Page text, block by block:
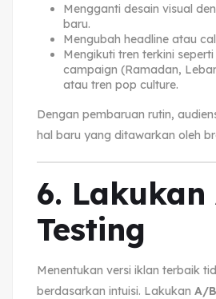
Mengganti desain visual
baru.
Mengubah headline atau
Mengikuti tren terkini
campaign (Ramadan,
atau tren pop culture.
Dengan pembaruan rutin,
hal baru yang ditawarkan oleh
6.
Testing
Menentukan versi iklan terbaik
berdasarkan intuisi. Lakukan A/